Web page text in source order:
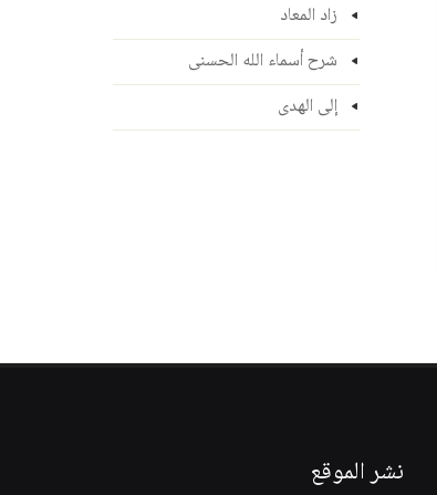
زاد المعاد
شرح أسماء الله الحسنى
إلى الهدى
نشر الموقع